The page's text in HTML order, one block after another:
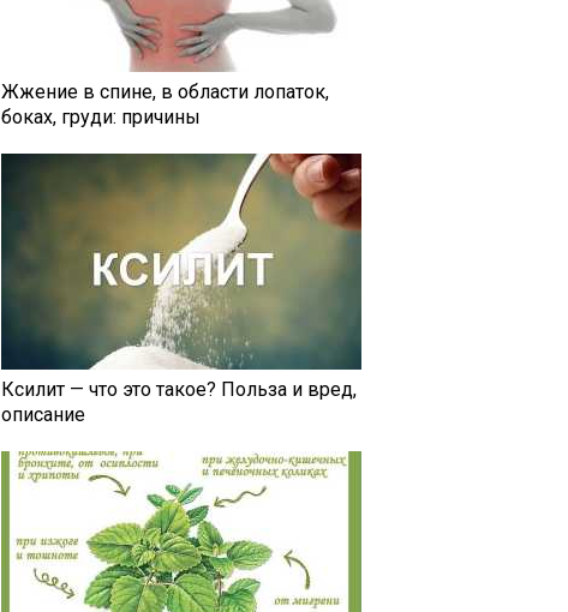
Жжение в спине, в области лопаток,
боках, груди: причины
Ксилит — что это такое? Польза и вред,
описание